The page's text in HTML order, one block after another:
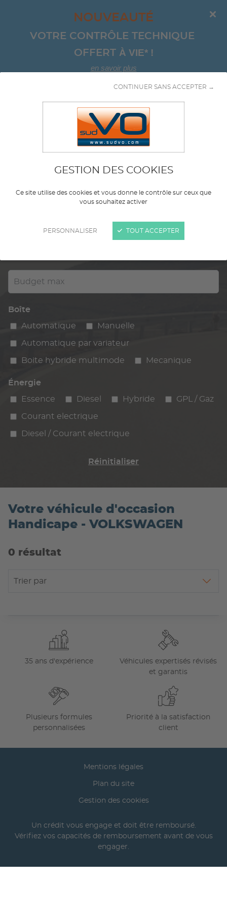
GESTION DES COOKIES
Ce site utilise des cookies et vous donne le contrôle sur ceux que
vous souhaitez activer
PERSONNALISER
CONTINUER SANS ACCEPTER →
TOUT ACCEPTER
NOUVEAUTÉ
VOTRE CONTRÔLE TECHNIQUE
OFFERT À VIE*!
en savoir plus
Aller au contenu
Budget max
Boîte
Automatique
Manuelle
Automatique par variateur
Boite hybride multimode Mecanique
Énergie
Essence
Diesel Hybride GPL / Gaz
Courant electrique
Diesel / Courant electrique
Réinitialiser
Votre véhicule d'occasion
Handicape - VOLKSWAGEN
0 résultat
Trier par
35 ans d'expérience
Véhicules expertisés révisés
et garantis
Plusieurs formules
personnalisées
Priorité à la satisfaction
client
Mentions légales
Plan du site
Gestion des cookies
Un crédit vous engage et doit être remboursé.
Vérifiez vos capacités de remboursement avant de vous
engager.